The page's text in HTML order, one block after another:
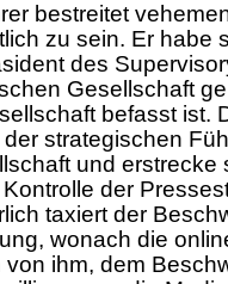
bestreitet
zu sein. Er habe
des
Gesellschaft
befasst ist.
strategischen
und erstrecke
der
taxiert der
wonach die
ihm, dem